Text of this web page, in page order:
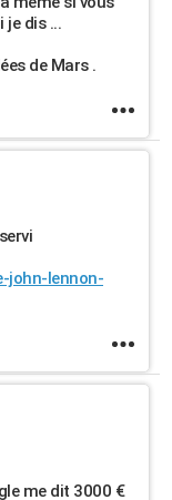
je dis ...
de Mars .
john-lennon-
me dit 3000 €